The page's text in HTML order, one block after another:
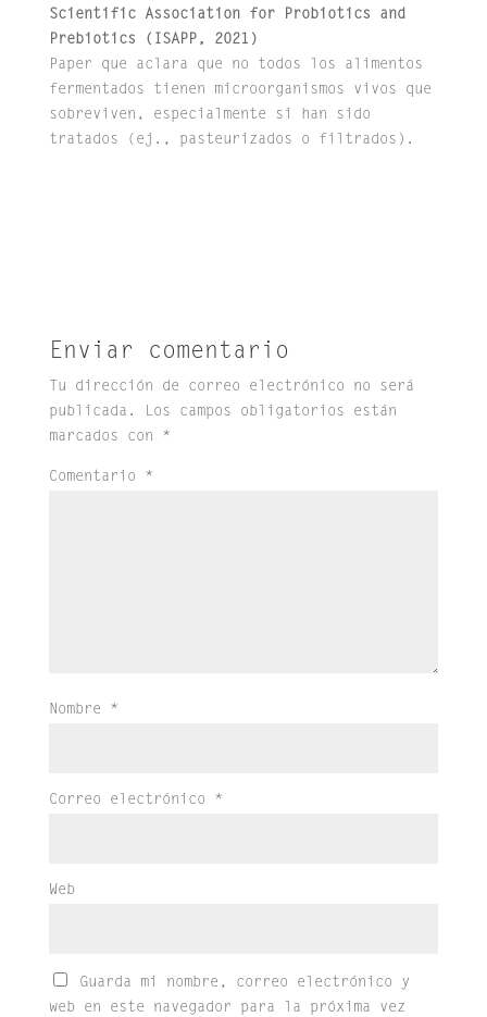
Scientific Association for Probiotics and
Prebiotics (ISAPP, 2021)
Paper que aclara que no todos los alimentos
fermentados tienen microorganismos vivos que
sobreviven, especialmente si han sido
tratados (ej., pasteurizados o filtrados).
Enviar comentario
Tu dirección de correo electrónico no será
publicada.
Los campos obligatorios están
marcados con
*
Comentario *
Nombre *
Correo electrónico *
Web
Guarda mi nombre, correo electrónico y
web en este navegador para la próxima vez